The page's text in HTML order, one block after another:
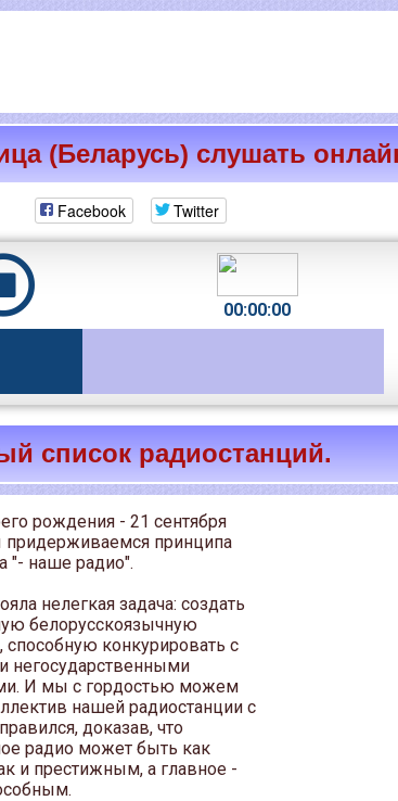
(Беларусь) слушать
Facebook Twitter
00:00:00
список радиостанций.
рождения - 21 сентября
придерживаемся принципа
"- наше радио".
нелегкая задача: создать
белорусскоязычную
способную конкурировать с
негосударственными
И мы с гордостью можем
нашей радиостанции с
доказав, что
радио может быть как
и престижным, а главное -